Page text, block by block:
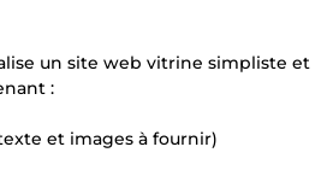
un site web vitrine simpliste et
:
et images à fournir)